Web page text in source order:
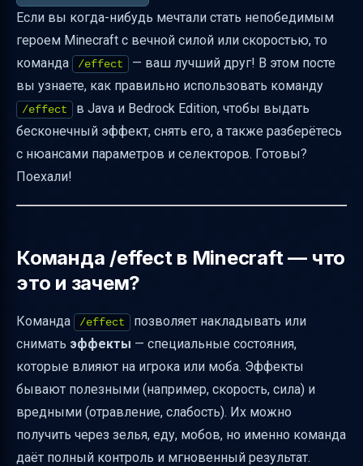
Аргумент target — как правильно указывать
цель
Какие эффекты доступны и как правильно
указывать их имена
Параметры seconds и amplifier — как они
работают
Параметр hideParticles — зачем он нужен
Примеры практического применения
Распространённые ошибки и как их
исправить
Как правильно оформить команду для
удобного копирования
Таблица популярных эффектов с кратким
описанием
Если вы когда-нибудь мечтали стать непобедимым
героем Minecraft с вечной силой или скоростью, то
команда
/effect
— ваш лучший друг! В этом посте
вы узнаете, как правильно использовать команду
/effect
в Java и Bedrock Edition, чтобы выдать
бесконечный эффект, снять его, а также разберётесь
с нюансами параметров и селекторов. Готовы?
Поехали!
Команда /effect в Minecraft — что
это и зачем?
Команда /effect
позволяет накладывать или
снимать эффекты — специальные состояния,
которые влияют на игрока или моба. Эффекты
бывают полезными (например, скорость, сила) и
вредными (отравление, слабость). Их можно
получить через зелья, еду, мобов, но именно команда
даёт полный контроль и мгновенный результат.